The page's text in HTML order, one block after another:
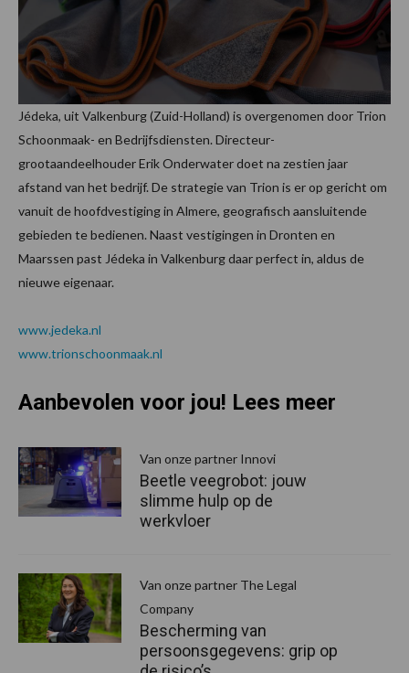
Jédeka, uit Valkenburg (Zuid-Holland) is overgenomen door Trion
Schoonmaak- en Bedrijfsdiensten. Directeur-
grootaandeelhouder Erik Onderwater doet na zestien jaar
afstand van het bedrijf. De strategie van Trion is er op gericht om
vanuit de hoofdvestiging in Almere, geografisch aansluitende
gebieden te bedienen. Naast vestigingen in Dronten en
Maarssen past Jédeka in Valkenburg daar perfect in, aldus de
nieuwe eigenaar.
www.jedeka.nl
www.trionschoonmaak.nl
Aanbevolen voor jou! Lees meer
Van onze partner Innovi
Beetle veegrobot: jouw
slimme hulp op de
werkvloer
Van onze partner The Legal
Company
Bescherming van
persoonsgegevens: grip op